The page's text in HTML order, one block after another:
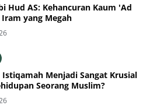
Hud AS: Kehancuran Kaum 'Ad
yang Megah
Istiqamah Menjadi Sangat Krusial
Seorang Muslim?